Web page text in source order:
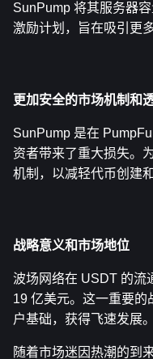
SunPump 将其服务器
激励计划，旨在吸引更
更加安全的市场机制和
SunPump 是在
资者带来了重大损失。
机制，以减轻代币创建
战略意义和市场地位
波场网络在 USDT 的流
19 亿美元。这一重要
户基础，获得飞速发展。
随着市场迷因热潮的到